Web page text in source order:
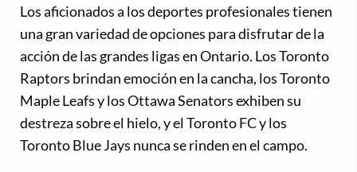
Los aficionados a los deportes profesionales tienen
una gran variedad de opciones para disfrutar de la
acción de las grandes ligas en Ontario. Los Toronto
Raptors brindan emoción en la cancha, los Toronto
Maple Leafs y los Ottawa Senators exhiben su
destreza sobre el hielo, y el Toronto FC y los
Toronto Blue Jays nunca se rinden en el campo.